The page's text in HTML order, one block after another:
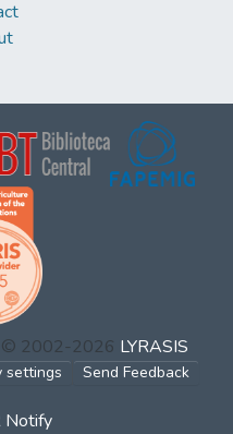
© 2002-2026 LYRASIS
settings Send Feedback
Notify